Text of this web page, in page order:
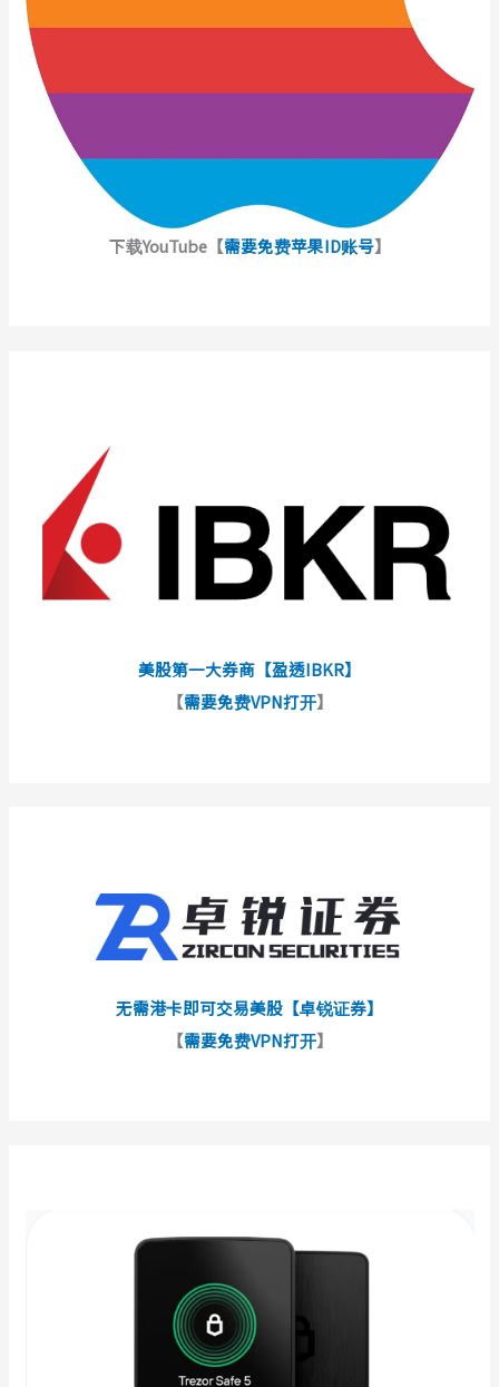
下载YouTube【需要免费苹果ID账号】
美股第一大券商【盈透IBKR】
【需要免费VPN打开】
无需港卡即可交易美股【卓锐证券】
【需要免费VPN打开】